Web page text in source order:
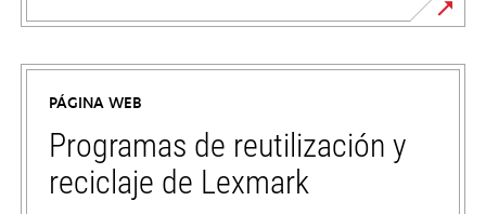
se
abre
una
pestaña
nueva
PÁGINA WEB
Programas de reutilización y
reciclaje de Lexmark